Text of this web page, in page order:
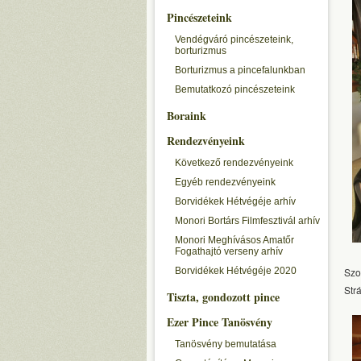
Pincészeteink
Vendégváró pincészeteink,
borturizmus
Borturizmus a pincefalunkban
Bemutatkozó pincészeteink
Boraink
Rendezvényeink
Következő rendezvényeink
Egyéb rendezvényeink
Borvidékek Hétvégéje arhív
Monori Bortárs Filmfesztivál arhív
Monori Meghívásos Amatőr
Fogathajtó verseny arhív
Borvidékek Hétvégéje 2020
Tiszta, gondozott pince
Ezer Pince Tanösvény
Tanösvény bemutatása